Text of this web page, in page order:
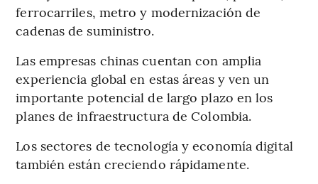
ferrocarriles, metro y modernización de
cadenas de suministro.
Las empresas chinas cuentan con amplia
experiencia global en estas áreas y ven un
importante potencial de largo plazo en los
planes de infraestructura de Colombia.
Los sectores de tecnología y economía digital
también están creciendo rápidamente.